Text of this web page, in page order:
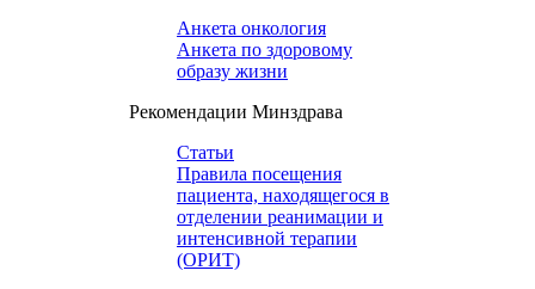
Анкета онкология
Анкета по здоровому
образу жизни
Рекомендации Минздрава
Статьи
Правила посещения
пациента, находящегося в
отделении реанимации и
интенсивной терапии
(ОРИТ)